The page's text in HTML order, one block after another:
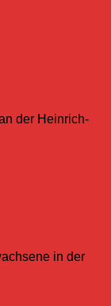
der Heinrich-
in der